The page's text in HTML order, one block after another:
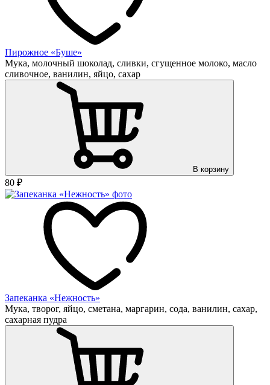
Пирожное «Буше»
Мука, молочный шоколад, сливки, сгущенное молоко, масло
сливочное, ванилин, яйцо, сахар
В корзину
80 ₽
Запеканка «Нежность»
Мука, творог, яйцо, сметана, маргарин, сода, ванилин, сахар,
сахарная пудра